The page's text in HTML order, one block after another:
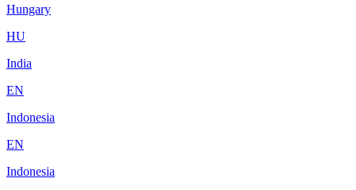
Hungary
HU
India
EN
Indonesia
EN
Indonesia